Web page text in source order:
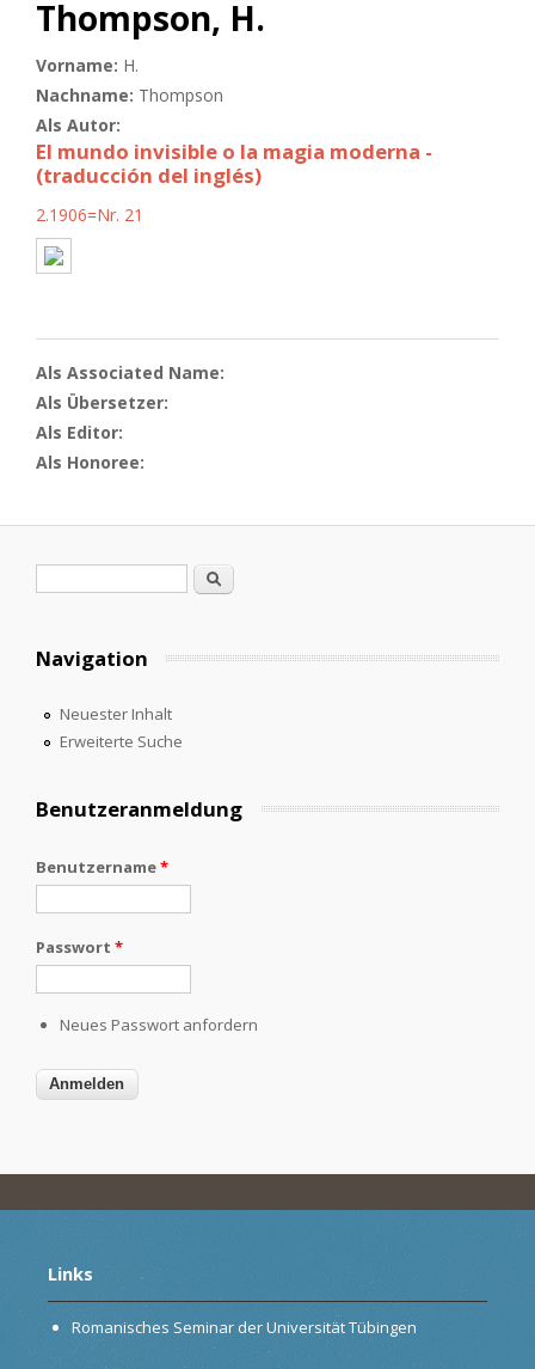
Thompson, H.
Vorname: H.
Nachname: Thompson
Als Autor:
El mundo invisible o la magia moderna -
(traducción del inglés)
2.1906=Nr. 21
Als Associated Name:
Als Übersetzer:
Als Editor:
Als Honoree:
Suche
Navigation
Neuester Inhalt
Erweiterte Suche
Benutzeranmeldung
Benutzername*
Passwort *
Neues Passwort anfordern
Links
Romanisches Seminar der Universität Tübingen